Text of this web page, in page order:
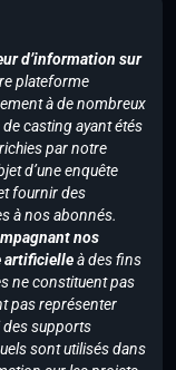
d’information sur
plateforme
à de nombreux
casting ayant étés
par notre
d’une enquête
fournir des
à nos abonnés.
nos
artificielleà des fins
ne constituent pas
pas représenter
supports
sont utilisés dans